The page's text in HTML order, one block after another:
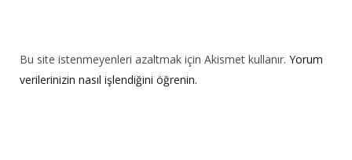
Bu site istenmeyenleri azaltmak için Akismet kullanır. Yorum
verilerinizin nasıl işlendiğini öğrenin.